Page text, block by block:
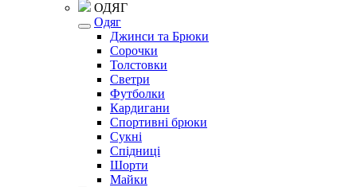
ОДЯГ
Одяг
Джинси та Брюки
Сорочки
Толстовки
Светри
Футболки
Кардигани
Спортивні брюки
Сукні
Спідниці
Шорти
Майки